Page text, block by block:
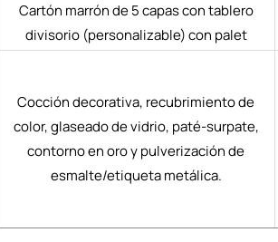
Cartón marrón de 5 capas con tablero
divisorio (personalizable) con palet
Cocción decorativa, recubrimiento de
color, glaseado de vidrio, paté-surpate,
contorno en oro y pulverización de
esmalte/etiqueta metálica.